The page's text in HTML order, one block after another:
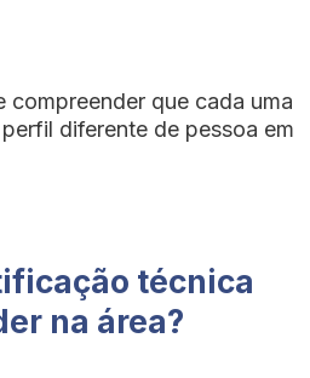
compreender que cada uma
diferente de pessoa em
técnica
na área?